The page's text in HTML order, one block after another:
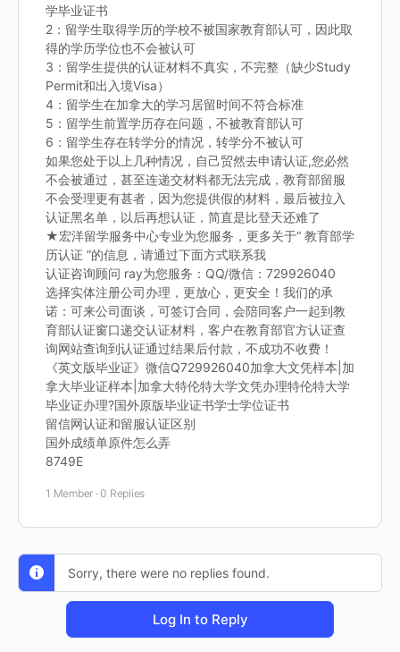
学毕业证书
2：留学生取得学历的学校不被国家教育部认可，因此取
得的学历学位也不会被认可
3：留学生提供的认证材料不真实，不完整（缺少Study
Permit和出入境Visa）
4：留学生在加拿大的学习居留时间不符合标准
5：留学生前置学历存在问题，不被教育部认可
6：留学生存在转学分的情况，转学分不被认可
如果您处于以上几种情况，自己贸然去申请认证,您必然
不会被通过，甚至连递交材料都无法完成，教育部留服
不会受理更有甚者，因为您提供假的材料，最后被拉入
认证黑名单，以后再想认证，简直是比登天还难了
★宏洋留学服务中心专业为您服务，更多关于“ 教育部学
历认证 ”的信息，请通过下面方式联系我
认证咨询顾问 ray为您服务：QQ/微信：729926040
选择实体注册公司办理，更放心，更安全！我们的承
诺：可来公司面谈，可签订合同，会陪同客户一起到教
育部认证窗口递交认证材料，客户在教育部官方认证查
询网站查询到认证通过结果后付款，不成功不收费！
《英文版毕业证》微信Q729926040加拿大文凭样本|加
拿大毕业证样本|加拿大特伦特大学文凭办理特伦特大学
毕业证办理?国外原版毕业证书学士学位证书
留信网认证和留服认证区别
国外成绩单原件怎么弄
8749E
1 Member ·0 Replies
Sorry, there were no replies found.
Log In to Reply